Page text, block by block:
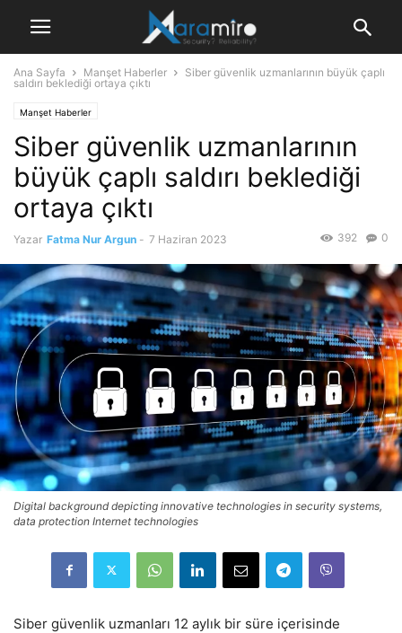
Ana Sayfa Manşet Haberler
Siber güvenlik uzmanlarının büyük çaplı
saldırı beklediği ortaya çıktı
Manşet Haberler
Siber güvenlik uzmanlarının
büyük çaplı saldırı beklediği
ortaya çıktı
Yazar Fatma Nur Argun - 7 Haziran 2023 0
392
Digital background depicting innovative technologies in security systems,
data protection Internet technologies
Siber güvenlik uzmanları 12 aylık bir süre içerisinde